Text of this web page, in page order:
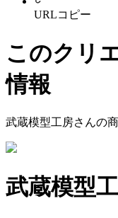
URLコピー
このクリ
情報
武蔵模型工房さんの
武蔵模型